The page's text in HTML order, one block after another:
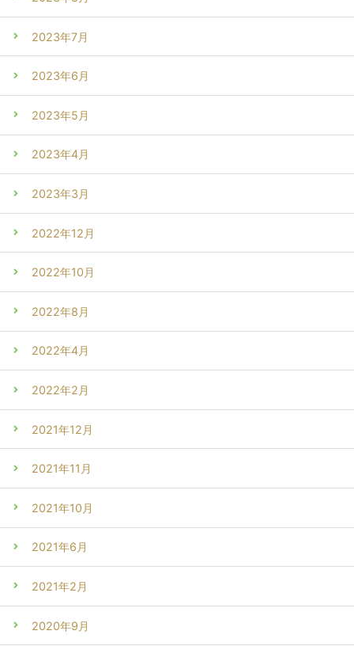
2023年7月
2023年6月
2023年5月
2023年4月
2023年3月
2022年12月
2022年10月
2022年8月
2022年4月
2022年2月
2021年12月
2021年11月
2021年10月
2021年6月
2021年2月
2020年9月